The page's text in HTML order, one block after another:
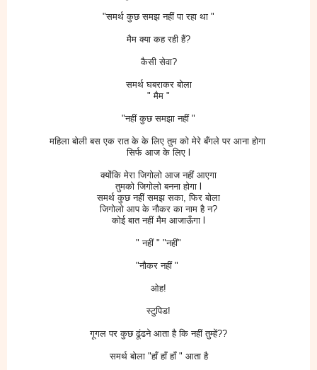
"समर्थ कुछ समझ नहीं पा रहा था "
मैम क्या कह रही हैं?
कैसी सेवा?
समर्थ घबराकर बोला
" मैम "
"नहीं कुछ समझा नहीं "
महिला बोली बस एक रात के के लिए तुम को मेरे बँगले पर आना होगा
सिर्फ आज के लिए l
क्योंकि मेरा जिगोलो आज नहीं आएगा
तुमको जिगोलो बनना होगा l
समर्थ कुछ नहीं समझ सका, फिर बोला
जिगोलो आप के नौकर का नाम है न?
कोई बात नहीं मैम आजाऊँगा l
" नहीं " "नहीं"
"नौकर नहीं "
ओह!
स्टुपिड!
गूगल पर कुछ ढूंढने आता है कि नहीं तुम्हें??
समर्थ बोला "हाँ हाँ हाँ " आता है